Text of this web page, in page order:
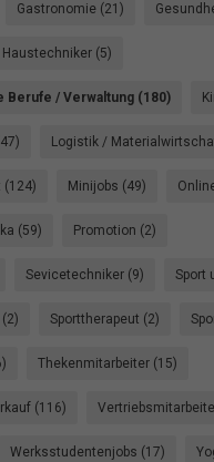
Gastronomie (21)
Haustechniker (5)
Berufe / Verwaltung (180)
Logistik /
(124) Minijobs (49)
(59) Promotion (2)
Sevicetechniker (9) Sport
Sporttherapeut (2)
Thekenmitarbeiter (15)
(116)
Werksstudentenjobs (17)